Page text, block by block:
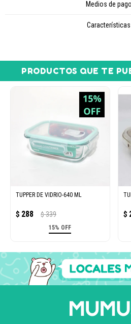
Medios de pago
Características
PRODUCTOS QUE TE
TUPPER DE VIDRIO-640 ML
$ 288 $ 339
15% OFF
$